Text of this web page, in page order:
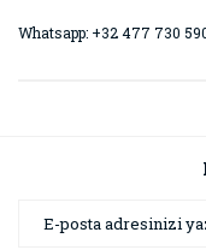
Whatsapp: +32 477 730